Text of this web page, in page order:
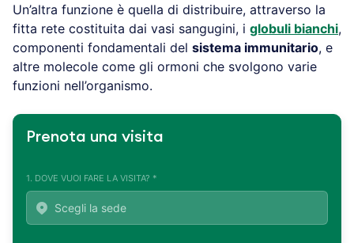
Un’altra funzione è quella di distribuire, attraverso la
fitta rete costituita dai vasi sangugini, i globuli bianchi,
componenti fondamentali del sistema immunitario, e
altre molecole come gli ormoni che svolgono varie
funzioni nell’organismo.
Prenota una visita
1. DOVE VUOI FARE LA VISITA? *